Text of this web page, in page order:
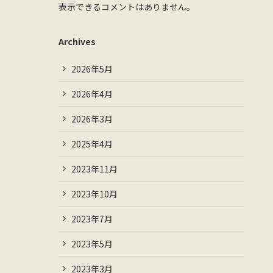
表示できるコメントはありません。
Archives
2026年5月
2026年4月
2026年3月
2025年4月
2023年11月
2023年10月
2023年7月
2023年5月
2023年3月